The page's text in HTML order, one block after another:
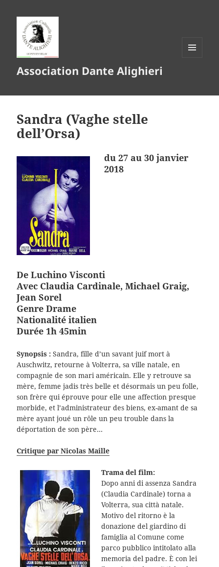
Association Dante Alighieri
Sandra (Vaghe stelle
dell’Orsa)
du 27 au 30 janvier
2018
DeLuchino Visconti
Avec Claudia Cardinale, Michael Graig,
Jean Sorel
Genre Drame
Nationalité italien
Durée 1h 45min
Synopsis : Sandra, fille d’un savant juif mort à
Auschwitz, retourne à Volterra, sa ville natale, en
compagnie de son mari américain. Elle y retrouve sa
mère, femme jadis très belle et désormais un peu folle,
son frère qui éprouve pour elle une affection presque
morbide, et l’administrateur des biens, ex-amant de sa
mère ayant joué un rôle un peu trouble dans la
déportation de son père…
Critique par Nicolas Maille
Trama del film:
Dopo anni di assenza Sandra
(Claudia Cardinale) torna a
Volterra, sua città natale.
Motivo del ritorno è la
donazione del giardino di
famiglia al Comune come
parco pubblico intitolato alla
memoria del padre. È con lei